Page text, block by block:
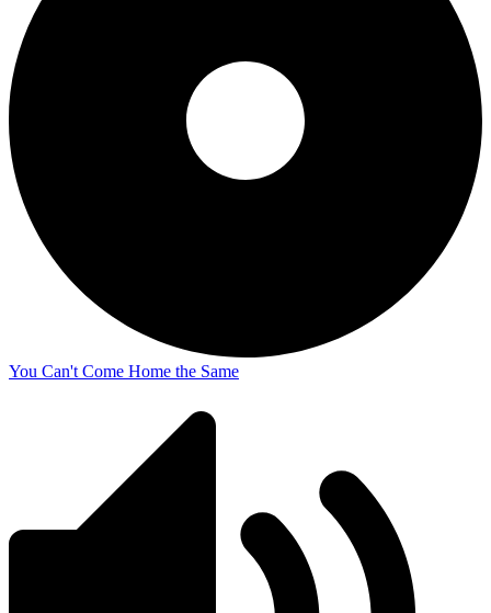
You Can't Come Home the Same